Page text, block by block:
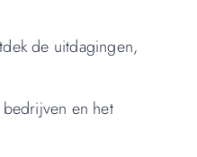
de uitdagingen,
en het